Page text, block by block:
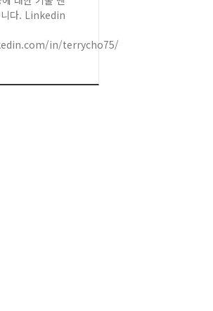
니다. Linkedin
in/terrycho75/